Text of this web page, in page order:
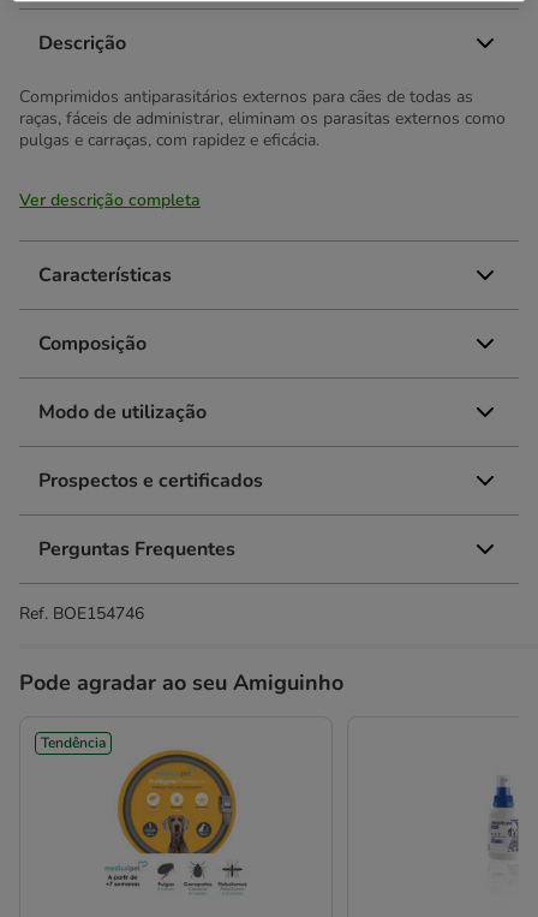
Descrição
Comprimidos antiparasitários externos para cães de todas as
raças, fáceis de administrar, eliminam os parasitas externos como
pulgas e carraças, com rapidez e eficácia.
Ver descrição completa
Características
Composição
Modo de utilização
Prospectos e certificados
Perguntas Frequentes
Ref. BOE154746
Pode agradar ao seu Amiguinho
Tendência